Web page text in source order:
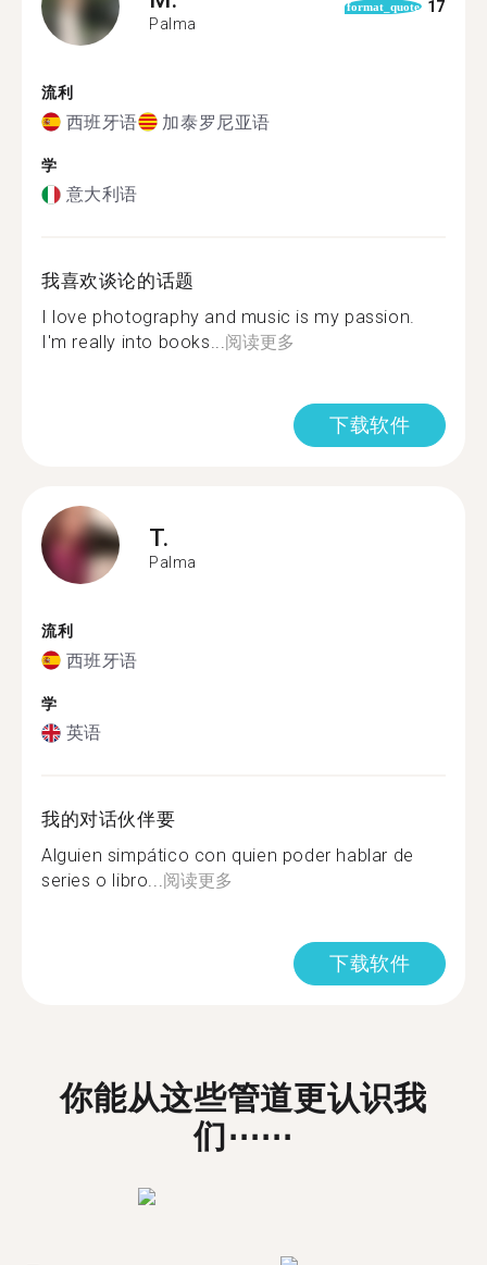
Palma
format_quote 17
流利
西班牙语 加泰罗尼亚语
学
意大利语
我喜欢谈论的话题
I love photography and music is my passion.
I'm really into books...阅读更多
下载软件
T.
Palma
流利
西班牙语
学
英语
我的对话伙伴要
Alguien simpático con quien poder hablar de
series o libro...阅读更多
下载软件
你能从这些管道更认识我
们⋯⋯